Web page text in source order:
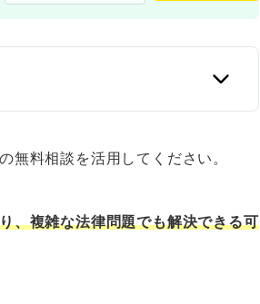
無料相談を活用してください。
、複雑な法律問題でも解決できる可